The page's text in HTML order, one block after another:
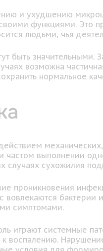
и ухудшению
функциями. Это
людьми, чья
быть
возможна
нормальное
выполнении
случаях сухожилия
проникновения
вовлекаются
симптомами.
системные
воспалению.